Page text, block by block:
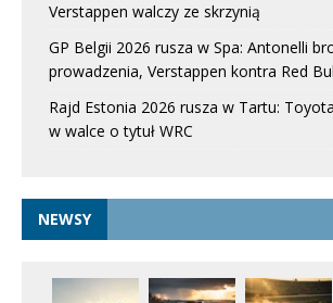
Verstappen walczy ze skrzynią
GP Belgii 2026 rusza w Spa: Antonelli
prowadzenia, Verstappen kontra Red
Rajd Estonia 2026 rusza w Tartu:
w walce o tytuł WRC
NEWSY